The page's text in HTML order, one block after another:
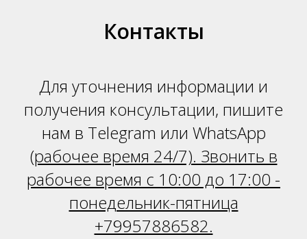
Контакты
Для уточнения информации и
получения консультации, пишите
нам в Telegram или WhatsApp
(рабочее время 24/7). Звонить в
рабочее время с 10:00 до 17:00 -
понедельник-пятница
+79957886582.